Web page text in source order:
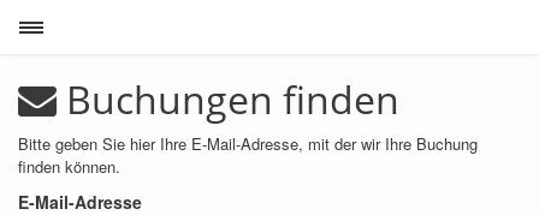
Toggle sidebar
Buchungen finden
Bitte geben Sie hier Ihre E-Mail-Adresse, mit der wir Ihre Buchung
finden können.
E-Mail-Adresse